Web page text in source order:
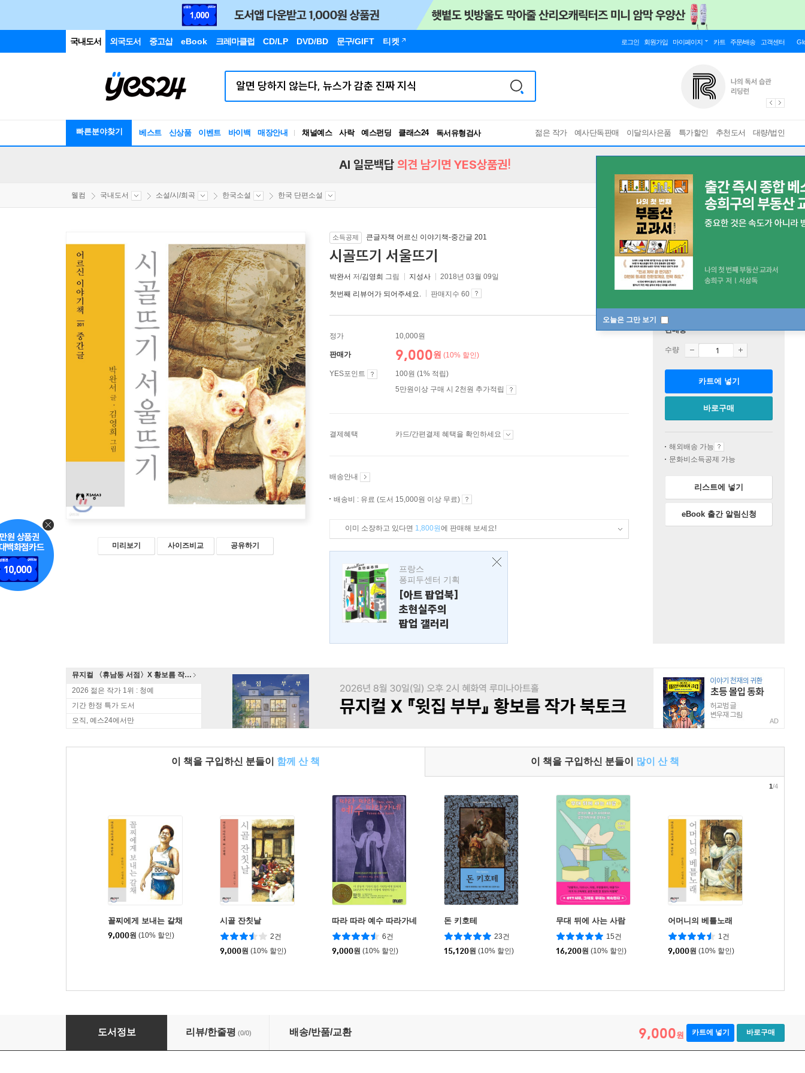
국내도서 외국도서 중고샵 eBook 크레마클럽 CD/LP DVD/BD 문구/GIFT 티켓 로그인 회원가입 마이페이지 카트 주문/배송 고객센터
빠른분야찾기 베스트 신상품 이벤트 바이백 매장안내 채널예스 사락 예스펀딩 클래스24
독서유형검사
RBTI Lab
젊은 작가 예사단독판매 이달의사은품 특가할인 추천도서 대량/법인
오늘은 그만 보기
AI 일문백답 의견 남기면 YES상품권!
웰컴 국내도서 소설/시/희곡 한국소설 한국 단편소설
미리보기 사이즈비교 공유하기
소득공제 큰글자책 어르신 이야기책-중간글 201
시골뜨기 서울뜨기
박완서 저/김영희 그림 지성사 2018년 03월 09일
첫번째 리뷰어가 되어주세요. 판매지수 60
정가 10,000원
판매가 9,000원 (10% 할인)
YES포인트
100원 (1% 적립)
5만원이상 구매 시 2천원 추가적립
결제혜택 카드/간편결제 혜택을 확인하세요
배송안내
배송비 : 유료 (도서 15,000원 이상 무료)
이미 소장하고 있다면 1,800원에 판매해 보세요!
프랑스
퐁피두센터 기획
[아트 팝업북]
초현실주의
팝업 갤러리
판매중
수량
카트에 넣기
바로구매
해외배송 가능
문화비소득공제 가능
리스트에 넣기
eBook 출간 알림신청
뮤지컬 〈휴남동 서점〉X 황보름 작가 북토크
2026 젊은 작가 1위 : 청예
기간 한정 특가 도서
오직, 예스24에서만
AD
이 책을 구입하신 분들이 함께 산 책 이 책을 구입하신 분들이 많이 산 책
꼴찌에게 보내는 갈채
9,000원 (10% 할인)
시골 잔칫날
2건
9,000원 (10% 할인)
따라 따라 예수 따라가네
6건
9,000원 (10% 할인)
돈 키호테
23건
15,120원 (10% 할인)
무대 뒤에 사는 사람
15건
16,200원 (10% 할인)
어머니의 베틀노래
1건
9,000원 (10% 할인)
1/4
시골뜨기 서울뜨기
도서정보 리뷰/한줄평 (0/0) 배송/반품/교환 9,000원 카트에 넣기 바로구매